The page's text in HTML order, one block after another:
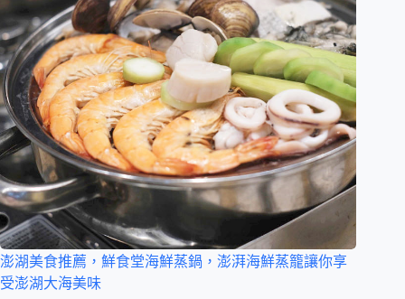
澎湖美食推薦，鮮食堂海鮮蒸鍋，澎湃海鮮蒸籠讓你享
受澎湖大海美味